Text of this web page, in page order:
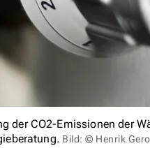
der CO2-Emissionen der
Bild: © Henrik